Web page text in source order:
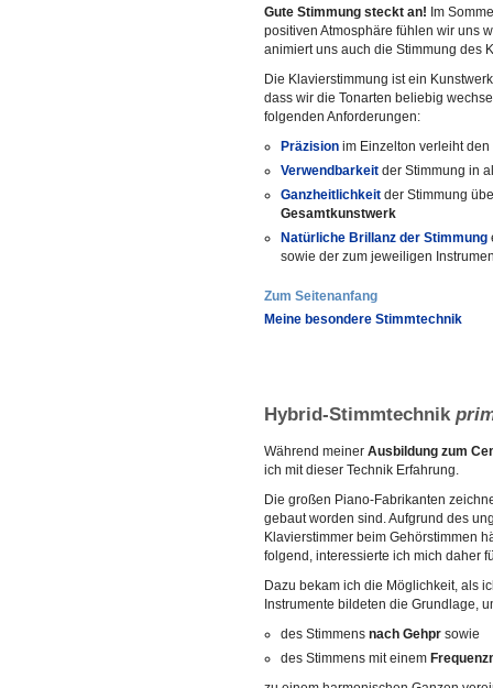
Gute Stimmung steckt an! Im
positiven Atmosphäre fühlen wir uns
animiert uns auch die Stimmung des
Die Klavierstimmung ist ein
dass wir die Tonarten beliebig
folgenden Anforderungen:
Präzision im Einzelton verleiht
Verwendbarkeit der Stimmung in
Ganzheitlichkeit der Stimmung
Gesamtkunstwerk
Natürliche Brillanz der Stimmung
sowie der zum jeweiligen
Zum Seitenanfang
Meine besondere Stimmtechnik
Hybrid-Stimmtechnik
Während meiner Ausbildung zum
ich mit dieser Technik Erfahrung.
Die großen Piano-Fabrikanten
gebaut worden sind. Aufgrund des
Klavierstimmer beim Gehörstimmen
folgend, interessierte ich mich daher
Dazu bekam ich die Möglichkeit, als
Instrumente bildeten die Grundlage,
des Stimmens nach Gehpr sowie
des Stimmens mit einem